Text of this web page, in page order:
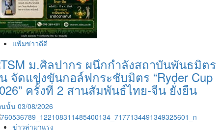
แฟ้มข่าวดีดี
ม.ศิลปากร ผนึกกำลังสถาบันพันธมิตร
จัดแข่งขันกอล์ฟกระชับมิตร “Ryder Cup
ครั้งที่ 2 สานสัมพันธ์ไทย-จีน ยั่งยืน
นนั้น 03/08/2026
ข่าวล่ามาแรง